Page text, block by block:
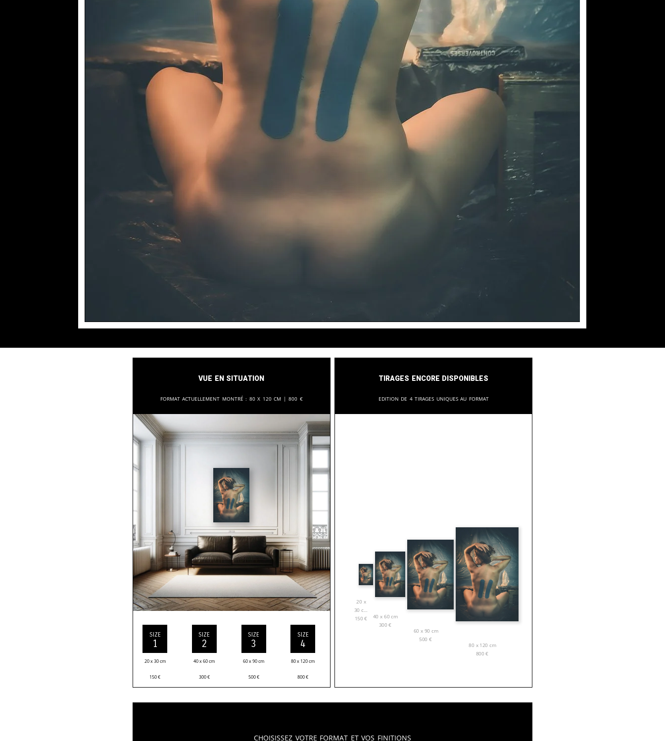
Vue en situation
Format actuellement montré : 80 x 120 cm |800 €
SIZE
1
20 x 30 cm
150€
SIZE
2
40 x 60 cm
300€
SIZE
3
60 x 90 cm
500€
SIZE
4
80 x 120 cm
800€
Tirages encore disponibles
Edition de 4 tirages uniques au format
20 x
30 cm
150€
40 x 60 cm
300€
60 x 90 cm
500€
80 x 120 cm
800€
Choisissez votre format et vos finitions